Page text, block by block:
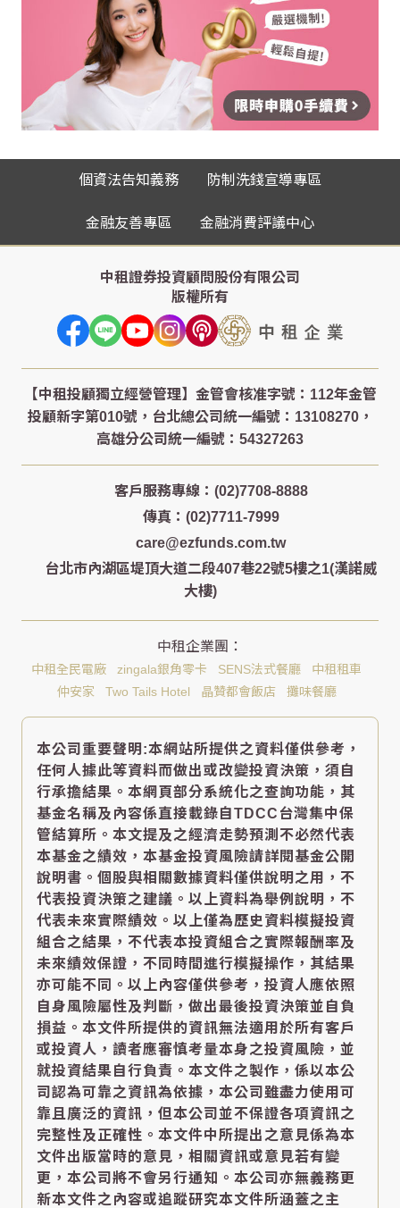
個資法告知義務 防制洗錢宣導專區
金融友善專區 金融消費評議中心
中租證券投資顧問股份有限公司
版權所有
客戶服務專線：(02)7708-8888
傳真：(02)7711-7999
care@ezfunds.com.tw
台北市內湖區堤頂大道二段407巷22號5樓之1(漢諾威
大樓)
中租全民電廠 zingala銀角零卡 SENS法式餐廳
中租租車
仲安家
Two Tails Hotel 晶贊都會飯店 攤味餐廳
本公司重要聲明:本網站所提供之資料僅供參考，
任何人據此等資料而做出或改變投資決策，須自
行承擔結果。本網頁部分系統化之查詢功能，其
基金名稱及內容係直接載錄自TDCC台灣集中保
管結算所。本文提及之經濟走勢預測不必然代表
本基金之績效，本基金投資風險請詳閱基金公開
說明書。個股與相關數據資料僅供說明之用，不
代表投資決策之建議。以上資料為舉例說明，不
代表未來實際績效。以上僅為歷史資料模擬投資
組合之結果，不代表本投資組合之實際報酬率及
未來績效保證，不同時間進行模擬操作，其結果
亦可能不同。以上內容僅供參考，投資人應依照
自身風險屬性及判斷，做出最後投資決策並自負
損益。本文件所提供的資訊無法適用於所有客戶
或投資人，讀者應審慎考量本身之投資風險，並
就投資結果自行負責。本文件之製作，係以本公
司認為可靠之資訊為依據，本公司雖盡力使用可
靠且廣泛的資訊，但本公司並不保證各項資訊之
完整性及正確性。本文件中所提出之意見係為本
文件出版當時的意見，相關資訊或意見若有變
更，本公司將不會另行通知。本公司亦無義務更
新本文件之內容或追蹤研究本文件所涵蓋之主